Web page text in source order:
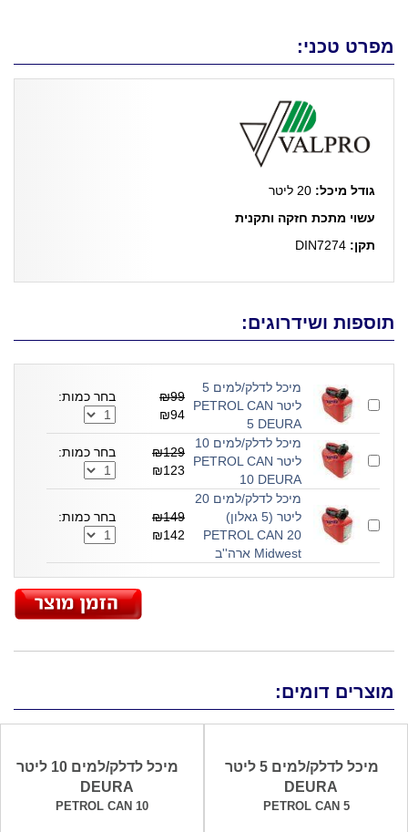
מפרט טכני:
גודל מיכל:
עשוי מתכת חזקה ותקנית
תקן:
תוספות ושידרוגים:
מיכל לדלק/למים 5
ליטר PETROL CAN
5 DEURA
₪99
בחר כמות:
מיכל לדלק/למים 10
ליטר PETROL CAN
10 DEURA
₪129
בחר כמות:
מיכל לדלק/למים 20
ליטר (5 גאלון)
PETROL CAN 20
Midwest ארה''ב
₪149
בחר כמות:
מוצרים דומים:
מיכל לדלק/למים 5 ליטר
DEURA
PETROL CAN 5
מיכל לדלק/למים 10 ליטר
DEURA
PETROL CAN 10